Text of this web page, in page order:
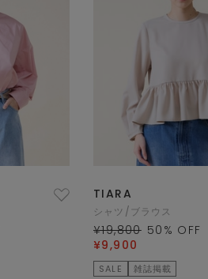
TIARA
シャツ/ブラウス
¥19,800 50 % OFF
¥9,900
SALE 雑誌掲載